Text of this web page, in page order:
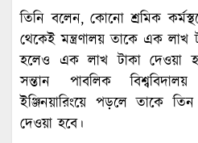
তিনি বলেন, কোনো শ্রমিক
থেকেই মন্ত্রণালয় তাকে এক লাখ
হলেও এক লাখ টাকা দেওয়া
সন্তান পাবলিক
ইঞ্জিনয়ারিংয়ে পড়লে তাকে
দেওয়া হবে।